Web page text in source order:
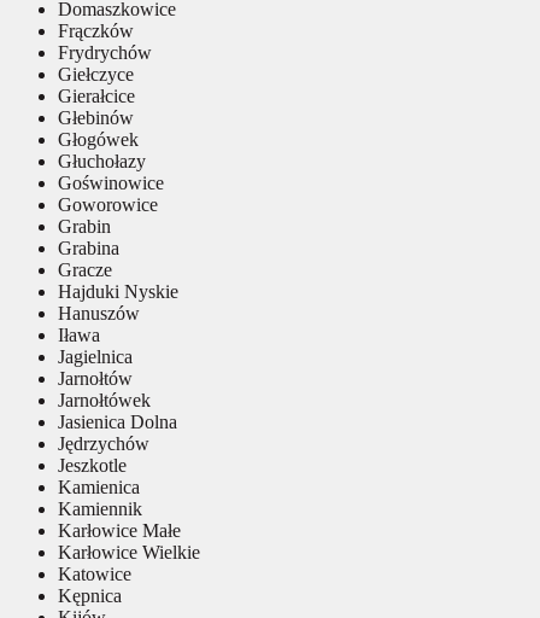
Domaszkowice
Frączków
Frydrychów
Giełczyce
Gierałcice
Głebinów
Głogówek
Głuchołazy
Goświnowice
Goworowice
Grabin
Grabina
Gracze
Hajduki Nyskie
Hanuszów
Iława
Jagielnica
Jarnołtów
Jarnołtówek
Jasienica Dolna
Jędrzychów
Jeszkotle
Kamienica
Kamiennik
Karłowice Małe
Karłowice Wielkie
Katowice
Kępnica